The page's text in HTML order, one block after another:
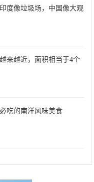
度像垃圾场，中国像大观
来越近，面积相当于4个
吃的南洋风味美食